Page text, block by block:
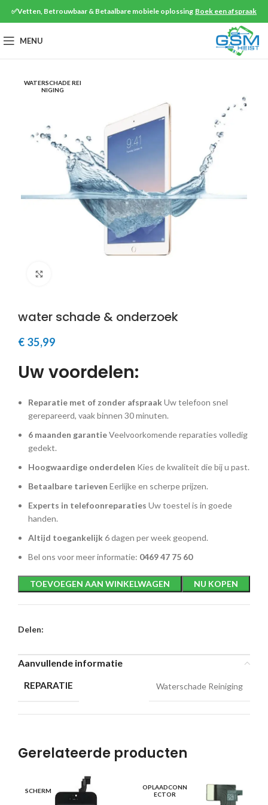
✅Vetten, Betrouwbaar & Betaalbare mobiele oplossing Boek een afspraak
MENU
WATERSCHADE REI
NIGING
water schade & onderzoek
€ 35,99
Uw voordelen:
Reparatie met of zonder afspraakUw telefoon snel
gerepareerd, vaak binnen 30 minuten.
6 maanden garantieVeelvoorkomende reparaties volledig
gedekt.
Hoogwaardige onderdelen Kies de kwaliteit die bij u past.
Betaalbare tarieven Eerlijke en scherpe prijzen.
Experts in telefoonreparaties Uw toestel is in goede
handen.
Altijd toegankelijk6 dagen per week geopend.
Bel ons voor meer informatie: 0469 47 75 60
TOEVOEGEN AAN WINKELWAGEN NU KOPEN
Delen:
Aanvullende informatie
REPARATIE Waterschade Reiniging
Gerelateerde producten
SCHERM
OPLAADCONN
ECTOR